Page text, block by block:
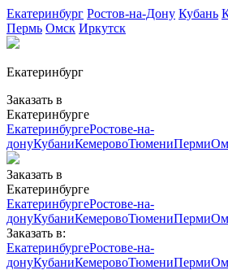
Екатеринбург Ростов-на-Дону Кубань
Пермь Омск Иркутск
Екатеринбург
Заказать в
Екатеринбурге
ЕкатеринбургеРостове-на-
донуКубаниКемеровоТюмениПерми
Заказать в
Екатеринбурге
ЕкатеринбургеРостове-на-
донуКубаниКемеровоТюмениПерми
Заказать в:
ЕкатеринбургеРостове-на-
донуКубаниКемеровоТюмениПерми